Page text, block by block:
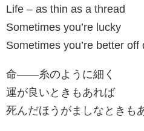
Life – as thin as a thread
Sometimes you’re lucky
Sometimes you’re better off
命――糸のように細く
運が良いときもあれば
死んだほうがましなときも